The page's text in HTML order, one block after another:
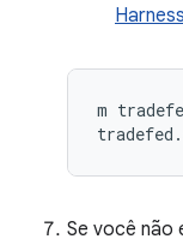
m
Se você não